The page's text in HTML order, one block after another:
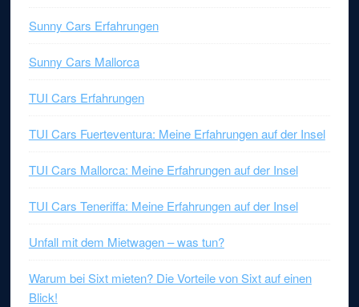
Sunny Cars Erfahrungen
Sunny Cars Mallorca
TUI Cars Erfahrungen
TUI Cars Fuerteventura: Meine Erfahrungen auf der Insel
TUI Cars Mallorca: Meine Erfahrungen auf der Insel
TUI Cars Teneriffa: Meine Erfahrungen auf der Insel
Unfall mit dem Mietwagen – was tun?
Warum bei Sixt mieten? Die Vorteile von Sixt auf einen
Blick!